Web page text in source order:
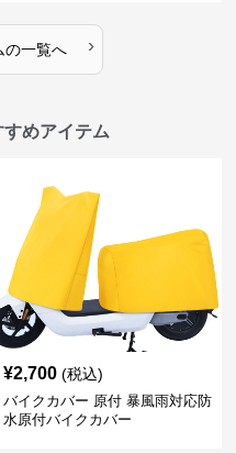
の一覧へ ›
めアイテム
¥2,700 (税込)
バイクカバー 原付 暴風雨対応防
水原付バイクカバー